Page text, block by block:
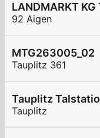
LANDMARKT KG
92 Aigen
MTG263005_02
Tauplitz 361
Tauplitz
Tauplitz